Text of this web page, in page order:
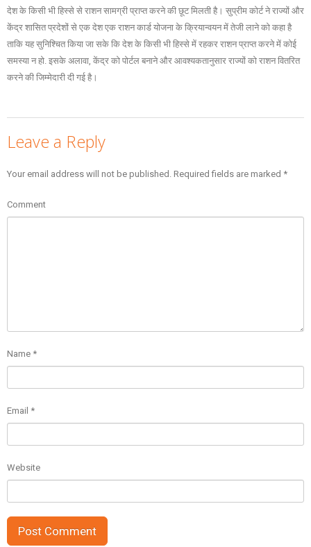
देश के किसी भी हिस्से से राशन सामग्री प्राप्त करने की छूट मिलती है। सुप्रीम कोर्ट ने राज्यों और
केंद्र शासित प्रदेशों से एक देश एक राशन कार्ड योजना के क्रियान्वयन में तेजी लाने को कहा है
ताकि यह सुनिश्चित किया जा सके कि देश के किसी भी हिस्से में रहकर राशन प्राप्त करने में कोई
समस्या न हो. इसके अलावा, केंद्र को पोर्टल बनाने और आवश्यकतानुसार राज्यों को राशन वितरित
करने की जिम्मेदारी दी गई है।
Leave a Reply
Your email address will not be published. Required fields are marked *
Comment
Name *
Email *
Website